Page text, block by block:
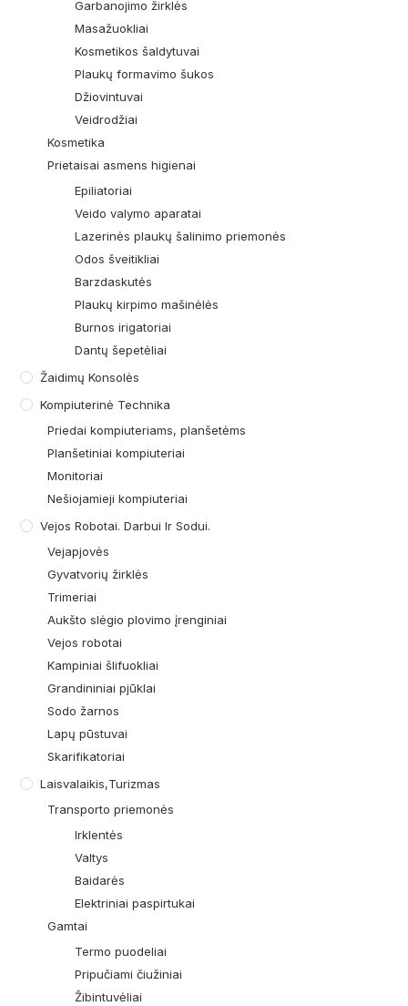
Garbanojimo žirklės
Masažuokliai
Kosmetikos šaldytuvai
Plaukų formavimo šukos
Džiovintuvai
Veidrodžiai
Kosmetika
Prietaisai asmens higienai
Epiliatoriai
Veido valymo aparatai
Lazerinės plaukų šalinimo priemonės
Odos šveitikliai
Barzdaskutės
Plaukų kirpimo mašinėlės
Burnos irigatoriai
Dantų šepetėliai
Žaidimų Konsolės
Kompiuterinė Technika
Priedai kompiuteriams, planšetėms
Planšetiniai kompiuteriai
Monitoriai
Nešiojamieji kompiuteriai
Vejos Robotai. Darbui Ir Sodui.
Vejapjovės
Gyvatvorių žirklės
Trimeriai
Aukšto slėgio plovimo įrenginiai
Vejos robotai
Kampiniai šlifuokliai
Grandininiai pjūklai
Sodo žarnos
Lapų pūstuvai
Skarifikatoriai
Laisvalaikis,turizmas
Transporto priemonės
Irklentės
Valtys
Baidarės
Elektriniai paspirtukai
Gamtai
Termo puodeliai
Pripučiami čiužiniai
Žibintuvėliai